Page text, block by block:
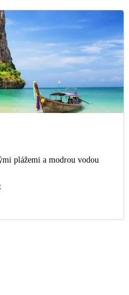
plážemi a modrou vodou